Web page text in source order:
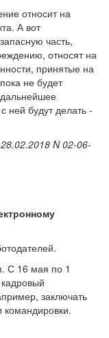
относит на
А вот
часть,
относят на
принятые на
не будет
ней будут делать -
N 02-06-
С 16 мая по 1
заключать
командировки.